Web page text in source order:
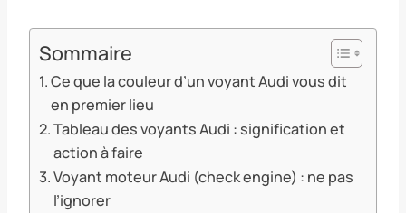
Sommaire
Ce que la couleur d’un voyant Audi vous dit
en premier lieu
Tableau des voyants Audi : signification et
action à faire
Voyant moteur Audi (check engine) : ne pas
l’ignorer